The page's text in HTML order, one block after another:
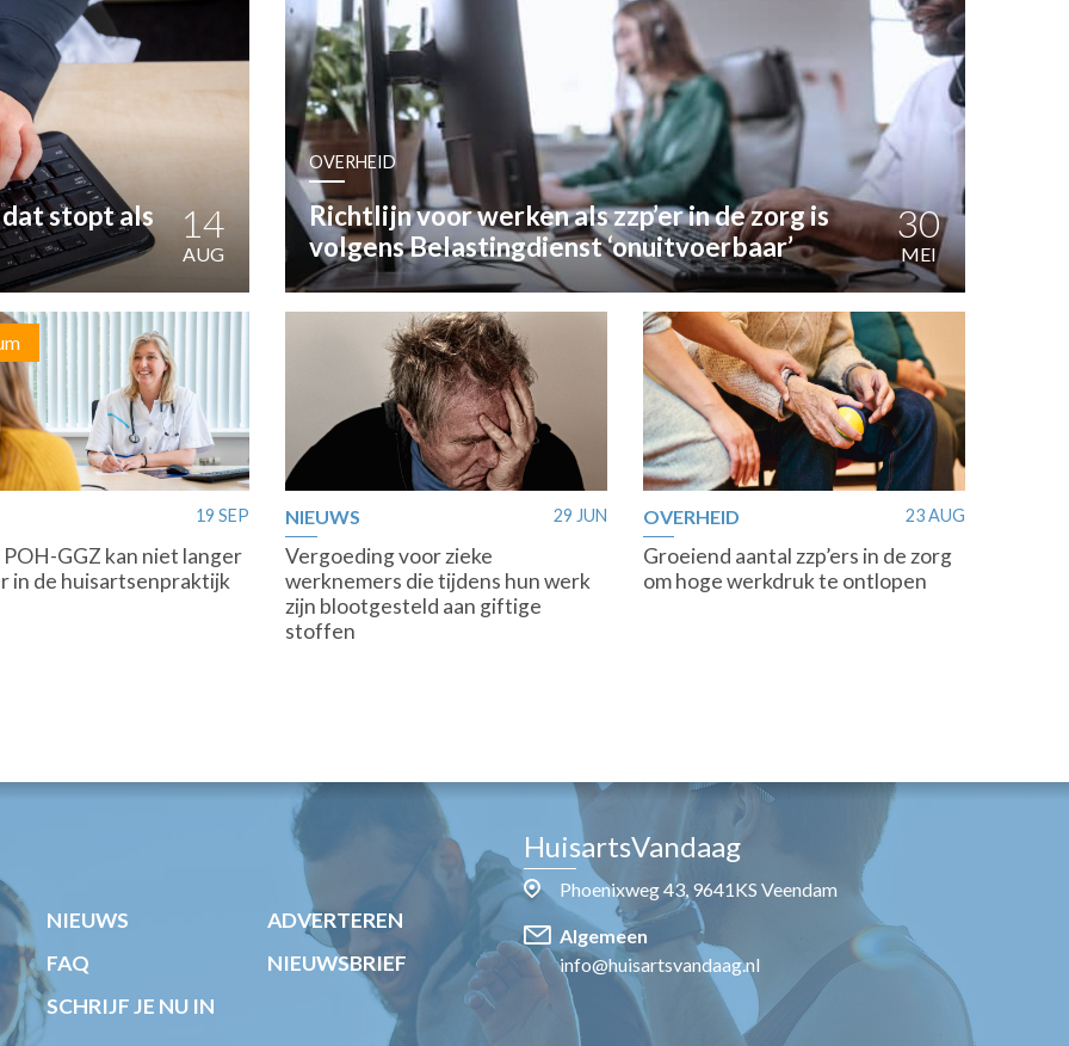
stopt als
14
AUG
OVERHEID
Richtlijn voor werken als zzp’er in de zorg is
volgens Belastingdienst ‘onuitvoerbaar’
30
MEI
19 SEP
GGZ kan niet langer
in de huisartsenpraktijk
NIEUWS 29 JUN
Vergoeding voor zieke
werknemers die tijdens hun werk
zijn blootgesteld aan giftige
stoffen
OVERHEID 23 AUG
Groeiend aantal zzp’ers in de zorg
om hoge werkdruk te ontlopen
NIEUWS
ADVERTEREN
FAQ
NIEUWSBRIEF
SCHRIJF JE NU IN
HuisartsVandaag
Phoenixweg 43, 9641KS Veendam
Algemeen
info@huisartsvandaag.nl